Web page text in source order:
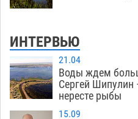
ИНТЕРВЬЮ
21.04
Воды ждем
Сергей Шипулин
нересте рыбы
15.09